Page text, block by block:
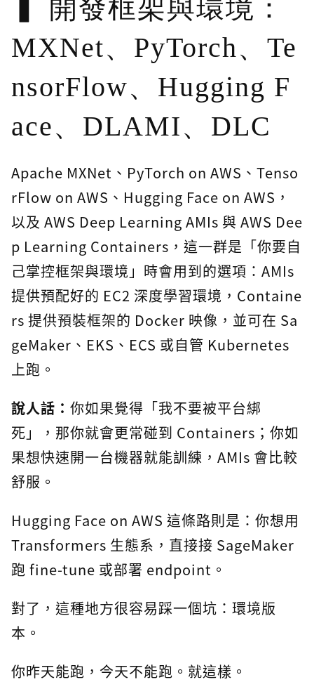
開發框架與環境：
MXNet、PyTorch、Te
nsorFlow、Hugging F
ace、DLAMI、DLC
Apache MXNet、PyTorch on AWS、Tenso
rFlow on AWS、Hugging Face on AWS，
以及 AWS Deep Learning AMIs 與 AWS Dee
p Learning Containers，這一群是「你要自
己掌控框架與環境」時會用到的選項：AMIs
提供預配好的 EC2 深度學習環境，Containe
rs 提供預裝框架的 Docker 映像，並可在 Sa
geMaker、EKS、ECS 或自管 Kubernetes
上跑。
說人話： 你如果覺得「我不要被平台綁
死」，那你就會更常碰到 Containers；你如
果想快速開一台機器就能訓練，AMIs 會比較
舒服。
Hugging Face on AWS 這條路則是：你想用
Transformers 生態系，直接接 SageMaker
跑 fine-tune 或部署 endpoint。
對了，這種地方很容易踩一個坑：環境版
本。
你昨天能跑，今天不能跑。就這樣。